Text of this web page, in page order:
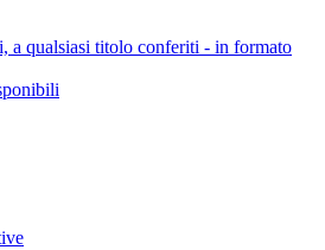
a qualsiasi titolo conferiti - in formato